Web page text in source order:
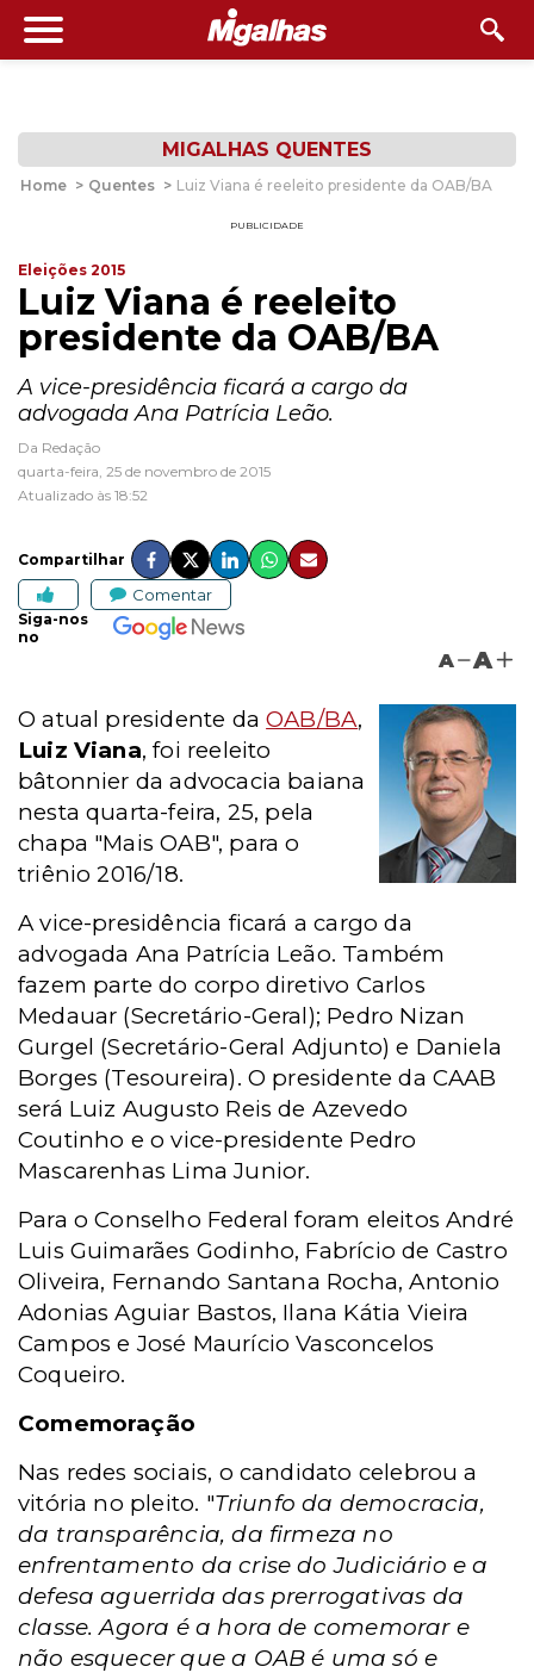
MIGALHAS QUENTES
Home > Quentes > Luiz Viana é reeleito presidente da OAB/BA
PUBLICIDADE
Eleições 2015
Luiz Viana é reeleito
presidente da OAB/BA
A vice-presidência ficará a cargo da
advogada Ana Patrícia Leão.
Da Redação
quarta-feira, 25 de novembro de 2015
Atualizado às 18:52
Compartilhar
Comentar
Siga-nos
no
A A
O atual presidente daOAB/BA,
Luiz Viana, foi reeleito
bâtonnier da advocacia baiana
nesta quarta-feira, 25, pela
chapa "Mais OAB", para o
triênio 2016/18.
A vice-presidência ficará a cargo da
advogada Ana Patrícia Leão. Também
fazem parte do corpo diretivo Carlos
Medauar (Secretário-Geral); Pedro Nizan
Gurgel (Secretário-Geral Adjunto) e Daniela
Borges (Tesoureira). O presidente da CAAB
será Luiz Augusto Reis de Azevedo
Coutinho e o vice-presidente Pedro
Mascarenhas Lima Junior.
Para o Conselho Federal foram eleitos André
Luis Guimarães Godinho, Fabrício de Castro
Oliveira, Fernando Santana Rocha, Antonio
Adonias Aguiar Bastos, Ilana Kátia Vieira
Campos e José Maurício Vasconcelos
Coqueiro.
Comemoração
Nas redes sociais, o candidato celebrou a
vitória no pleito. "Triunfo da democracia,
da transparência, da firmeza no
enfrentamento da crise do Judiciário e a
defesa aguerrida das prerrogativas da
classe. Agora é a hora de comemorar e
não esquecer que a OAB é uma só e